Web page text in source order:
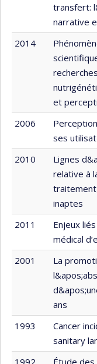
transfert:
narrative
2014
et
2006
ses
2010
Lignes
relative à
inaptes
2011
Enjeux
médical
2001
La
ans
1993
Cancer
sanitary
1992
Étude